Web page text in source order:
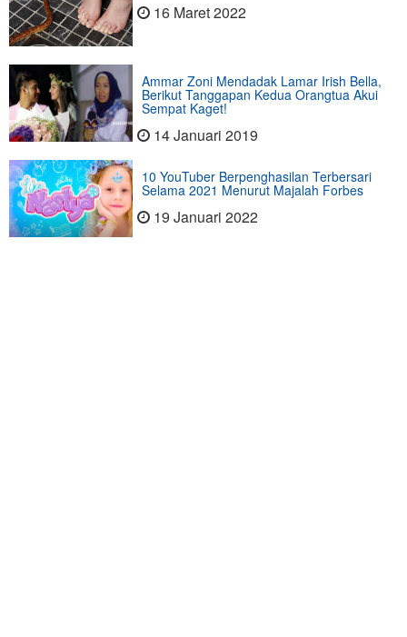
16 Maret 2022
Ammar Zoni Mendadak Lamar Irish Bella,
Berikut Tanggapan Kedua Orangtua Akui
Sempat Kaget!
14 Januari 2019
10 YouTuber Berpenghasilan Terbersari
Selama 2021 Menurut Majalah Forbes
19 Januari 2022